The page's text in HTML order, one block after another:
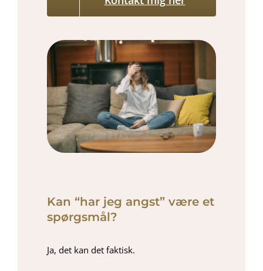
Kan “har jeg angst” være et
spørgsmål?
Ja, det kan det faktisk.